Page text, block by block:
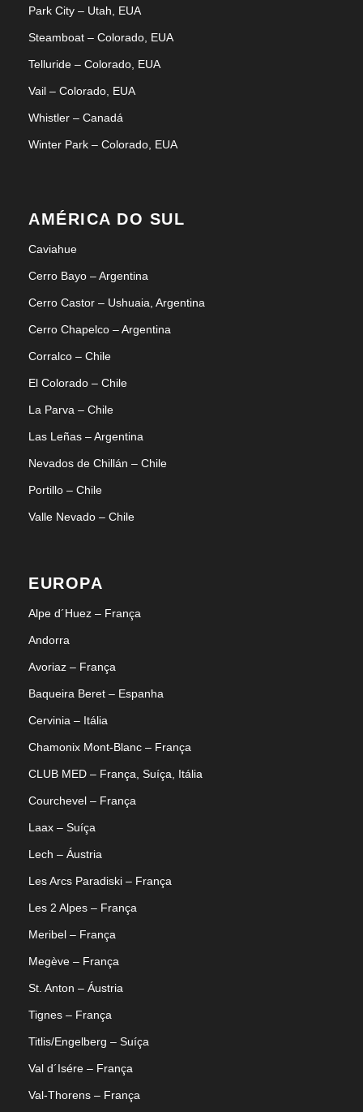
Park City – Utah, EUA
Steamboat – Colorado, EUA
Telluride – Colorado, EUA
Vail – Colorado, EUA
Whistler – Canadá
Winter Park – Colorado, EUA
AMÉRICA DO SUL
Caviahue
Cerro Bayo – Argentina
Cerro Castor – Ushuaia, Argentina
Cerro Chapelco – Argentina
Corralco – Chile
El Colorado – Chile
La Parva – Chile
Las Leñas – Argentina
Nevados de Chillán – Chile
Portillo – Chile
Valle Nevado – Chile
EUROPA
Alpe d´Huez – França
Andorra
Avoriaz – França
Baqueira Beret – Espanha
Cervinia – Itália
Chamonix Mont-Blanc – França
CLUB MED – França, Suíça, Itália
Courchevel – França
Laax – Suíça
Lech – Áustria
Les Arcs Paradiski – França
Les 2 Alpes – França
Meribel – França
Megève – França
St. Anton – Áustria
Tignes – França
Titlis/Engelberg – Suíça
Val d´Isére – França
Val-Thorens – França